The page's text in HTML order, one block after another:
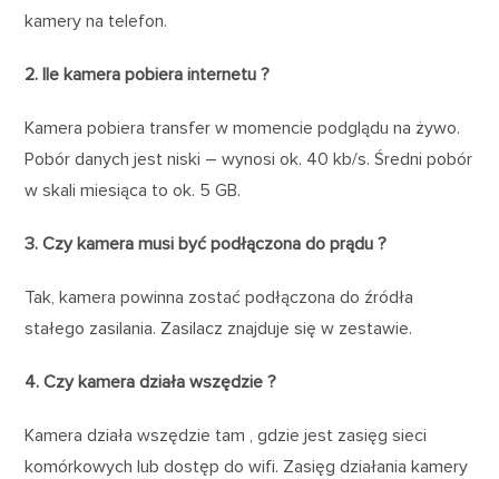
kamery na telefon.
2. Ile kamera pobiera internetu ?
Kamera pobiera transfer w momencie podglądu na żywo.
Pobór danych jest niski – wynosi ok. 40 kb/s. Średni pobór
w skali miesiąca to ok. 5 GB.
3. Czy kamera musi być podłączona do prądu ?
Tak, kamera powinna zostać podłączona do źródła
stałego zasilania. Zasilacz znajduje się w zestawie.
4. Czy kamera działa wszędzie ?
Kamera działa wszędzie tam , gdzie jest zasięg sieci
komórkowych lub dostęp do wifi. Zasięg działania kamery